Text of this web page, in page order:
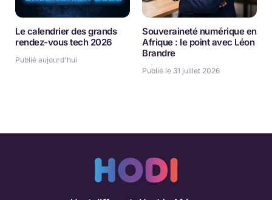
Le calendrier des grands
rendez-vous tech 2026
Publié aujourd'hui
Souveraineté numérique en
Afrique : le point avec Léon
Brandre
Publié le 31 juillet 2026